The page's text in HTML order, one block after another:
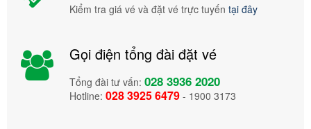
Kiểm tra giá vé và đặt vé trực tuyến tại đây
Gọi điện tổng đài đặt vé
Tổng đài tư vấn: 028 3936 2020
Hotline: 028 3925 6479 - 1900 3173